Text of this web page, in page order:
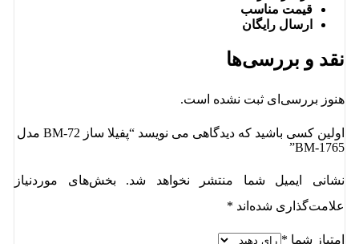
قیمت مناسب
ارسال رایگان
نقد و بررسی‌ها
هنوز بررسی‌ای ثبت نشده است.
اولین کسی باشید که دیدگاهی می نویسد “پفیلا ساز BM-72 مدل
BM-1765”
نشانی ایمیل شما منتشر نخواهد شد.
بخش‌های موردنیاز
علامت‌گذاری شده‌اند *
امتیاز شما *